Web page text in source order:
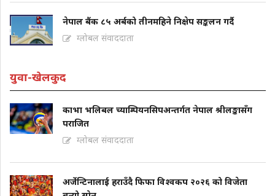
नेपाल बैंक ८५ अर्बको तीनमहिने निक्षेप सङ्कलन गर्दै
ग्लोबल संवाददाता
युवा-खेलकुद
काभा भलिबल च्याम्पियनसिपअन्तर्गत नेपाल श्रीलङ्कासँग
पराजित
ग्लोबल संवाददाता
अर्जेन्टिनालाई हराउँदै फिफा विश्वकप २०२६ को विजेता